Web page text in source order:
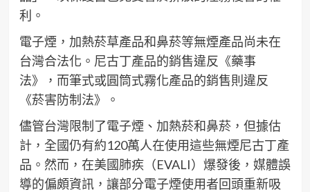
利。
電子煙，加熱菸草產品和鼻菸等無煙產品尚未在
台灣合法化。尼古丁產品的銷售違反《藥事
法》，而筆式或圓筒式霧化產品的銷售則違反
《菸害防制法》。
儘管台灣限制了電子煙、加熱菸和鼻菸，但據估
計，全國仍有約120萬人在使用這些無煙尼古丁產
品。然而，在美國肺疾（EVALI）爆發後，媒體誤
導的偏頗資訊，讓部分電子煙使用者回頭重新吸